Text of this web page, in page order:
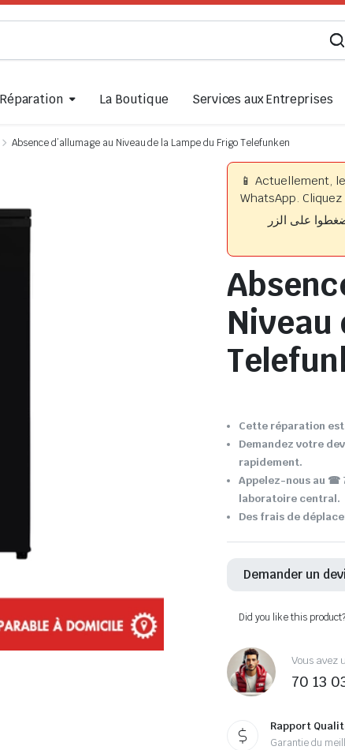
Réparation La Boutique Services aux Entreprises
Absence d’allumage au Niveau de la Lampe du Frigo Telefunken
📱 Actuellement,
WhatsApp.
على الزر
Niveau
Cette réparation
Demandez votre
rapidement.
Appelez-nous au ☎
laboratoire central.
Des frais de
Demander un
Did you like this
Vous avez
70 13
Rapport
Garantie du